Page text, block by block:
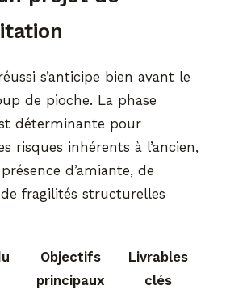
s’anticipe bien avant le
de pioche. La phase
déterminante pour
risques inhérents à l’ancien,
d’amiante, de
fragilités structurelles
Objectifs
principaux
Livrables
clés